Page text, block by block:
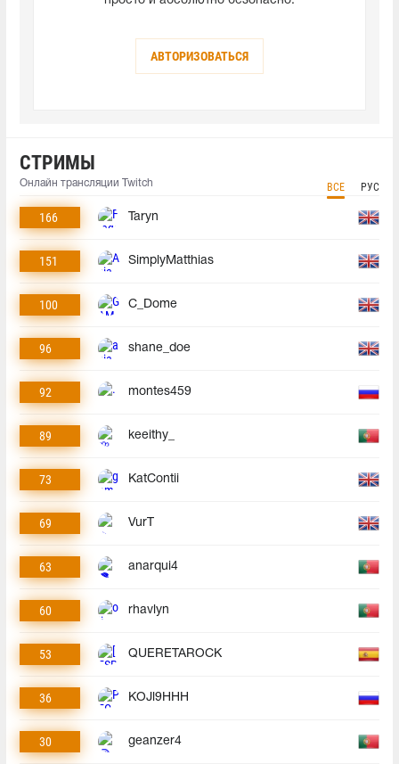
АВТОРИЗОВАТЬСЯ
СТРИМЫ
Онлайн трансляции Twitch ВСЕ РУС
166 Taryn
151 SimplyMatthias
100 C_Dome
96 shane_doe
92 montes459
89 keeithy_
73 KatContii
69 VurT
63 anarqui4
60 rhavlyn
53 QUERETAROCK
36 KOJl9HHH
30 geanzer4